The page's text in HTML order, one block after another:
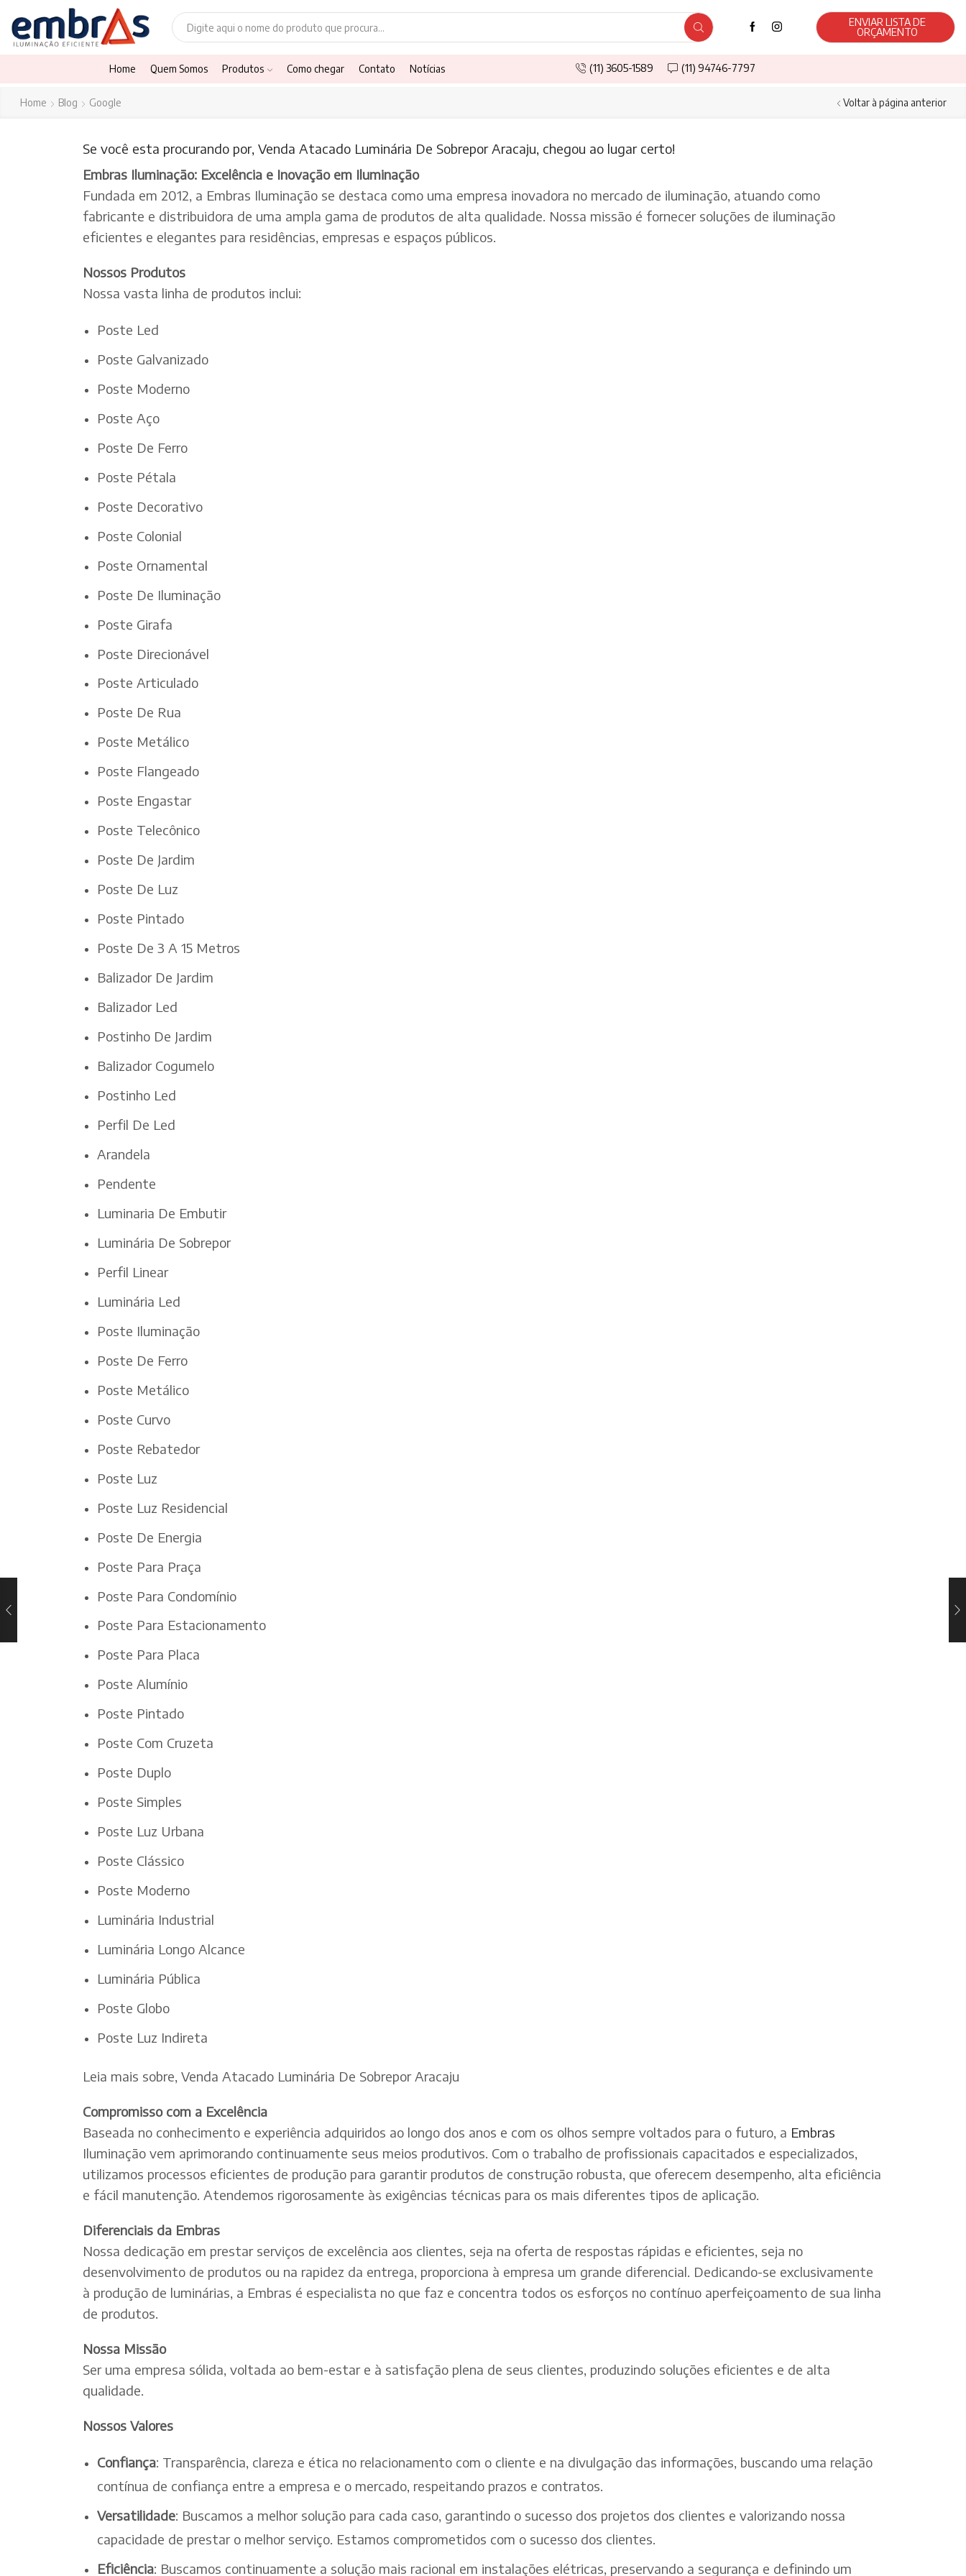
ENVIAR LISTA DE
ORÇAMENTO
Home Quem Somos Produtos Como chegar Contato Notícias (11) 3605-1589 (11) 94746-7797
Voltar à página anterior
Home Blog Google
Se você esta procurando por, Venda Atacado Luminária De Sobrepor Aracaju, chegou ao lugar certo!
Embras Iluminação: Excelência e Inovação em Iluminação
Fundada em 2012, a Embras Iluminação se destaca como uma empresa inovadora no mercado de iluminação, atuando como
fabricante e distribuidora de uma ampla gama de produtos de alta qualidade. Nossa missão é fornecer soluções de iluminação
eficientes e elegantes para residências, empresas e espaços públicos.
Nossos Produtos
Nossa vasta linha de produtos inclui:
Poste Led
Poste Galvanizado
Poste Moderno
Poste Aço
Poste De Ferro
Poste Pétala
Poste Decorativo
Poste Colonial
Poste Ornamental
Poste De Iluminação
Poste Girafa
Poste Direcionável
Poste Articulado
Poste De Rua
Poste Metálico
Poste Flangeado
Poste Engastar
Poste Telecônico
Poste De Jardim
Poste De Luz
Poste Pintado
Poste De 3 A 15 Metros
Balizador De Jardim
Balizador Led
Postinho De Jardim
Balizador Cogumelo
Postinho Led
Perfil De Led
Arandela
Pendente
Luminaria De Embutir
Luminária De Sobrepor
Perfil Linear
Luminária Led
Poste Iluminação
Poste De Ferro
Poste Metálico
Poste Curvo
Poste Rebatedor
Poste Luz
Poste Luz Residencial
Poste De Energia
Poste Para Praça
Poste Para Condomínio
Poste Para Estacionamento
Poste Para Placa
Poste Alumínio
Poste Pintado
Poste Com Cruzeta
Poste Duplo
Poste Simples
Poste Luz Urbana
Poste Clássico
Poste Moderno
Luminária Industrial
Luminária Longo Alcance
Luminária Pública
Poste Globo
Poste Luz Indireta
Leia mais sobre, Venda Atacado Luminária De Sobrepor Aracaju
Compromisso com a Excelência
Baseada no conhecimento e experiência adquiridos ao longo dos anos e com os olhos sempre voltados para o futuro, a Embras
Iluminação vem aprimorando continuamente seus meios produtivos. Com o trabalho de profissionais capacitados e especializados,
utilizamos processos eficientes de produção para garantir produtos de construção robusta, que oferecem desempenho, alta eficiência
e fácil manutenção. Atendemos rigorosamente às exigências técnicas para os mais diferentes tipos de aplicação.
Diferenciais da Embras
Nossa dedicação em prestar serviços de excelência aos clientes, seja na oferta de respostas rápidas e eficientes, seja no
desenvolvimento de produtos ou na rapidez da entrega, proporciona à empresa um grande diferencial. Dedicando-se exclusivamente
à produção de luminárias, a Embras é especialista no que faz e concentra todos os esforços no contínuo aperfeiçoamento de sua linha
de produtos.
Nossa Missão
Ser uma empresa sólida, voltada ao bem-estar e à satisfação plena de seus clientes, produzindo soluções eficientes e de alta
qualidade.
Nossos Valores
Confiança: Transparência, clareza e ética no relacionamento com o cliente e na divulgação das informações, buscando uma relação
contínua de confiança entre a empresa e o mercado, respeitando prazos e contratos.
Versatilidade: Buscamos a melhor solução para cada caso, garantindo o sucesso dos projetos dos clientes e valorizando nossa
capacidade de prestar o melhor serviço. Estamos comprometidos com o sucesso dos clientes.
Eficiência: Buscamos continuamente a solução mais racional em instalações elétricas, preservando a segurança e definindo um